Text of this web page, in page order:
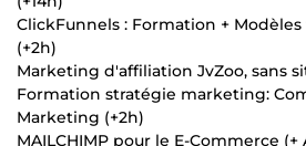
ClickFunnels : Formation +
(+2h)
Marketing d'affiliation JvZoo, sans
Formation stratégie marketing:
Marketing (+2h)
MAILCHIMP pour le E-Commerce (+